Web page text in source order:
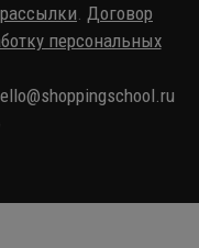
. Договор
персональных